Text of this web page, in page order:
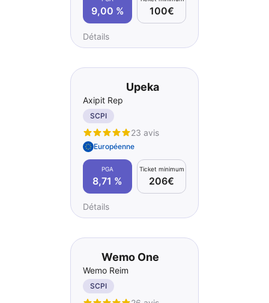
9,00 % 100€
Détails
Upeka
Axipit Rep
SCPI
23 avis
Européenne
PGA
8,71 %
Ticket minimum
206€
Détails
Wemo One
Wemo Reim
SCPI